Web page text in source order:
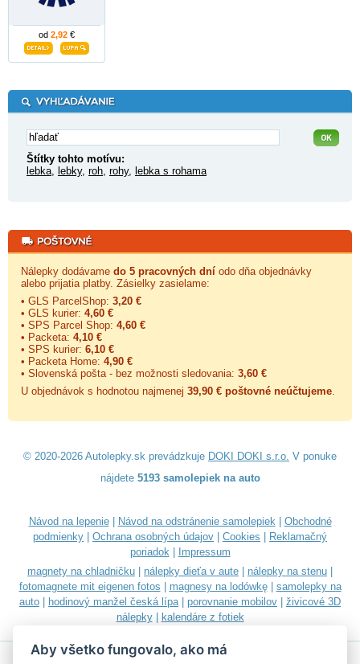
od 2,92 €
Štítky tohto motívu:
lebka
lebky, roh rohy, lebka s rohama
Nálepky dodávame do 5 pracovných dní odo dňa objednávky
alebo prijatia platby. Zásielky zasielame:
• GLS ParcelShop: 3,20 €
• GLS kurier: 4,60 €
• SPS Parcel Shop: 4,60 €
• Packeta: 4,10 €
• SPS kurier: 6,10 €
• Packeta Home: 4,90 €
• Slovenská pošta - bez možnosti sledovania: 3,60 €
U objednávok s hodnotou najmenej 39,90 € poštovné neúčtujeme
© 2020-2026 Autolepky.sk prevádzkuje DOKI DOKI s.r.o. V ponuke
nájdete 5193 samolepiek na auto
Návod na lepenie| Návod na odstránenie samolepiek| Obchodné
podmienky
Ochrana osobných údajov Cookies
Reklamačný
poriadok|
Impressum
magnety na chladničku
nálepky dieťa v aute nálepky na stenu
fotomagnete mit eigenen fotos
magnesy na lodówkę| samolepky na
auto
hodinový manžel česká lípa| porovnanie mobilov
živicové 3D
nálepky| kalendáre z fotiek
Aby všetko fungovalo, ako má